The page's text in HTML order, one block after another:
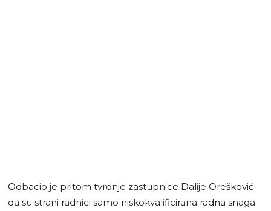
Odbacio je pritom tvrdnje zastupnice Dalije Orešković
da su strani radnici samo niskokvalificirana radna snaga